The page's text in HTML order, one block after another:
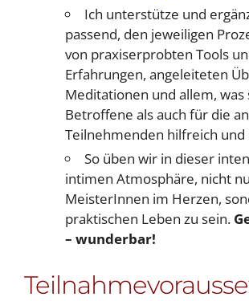
Ich unterstütze und
passend, den jeweiligen
von praxiserprobten Tools
Erfahrungen, angeleiteten
Meditationen und allem,
Betroffene als auch für die
Teilnehmenden hilfreich
So üben wir in dieser
intimen Atmosphäre, nicht
MeisterInnen im Herzen,
praktischen Leben zu sein.
– wunderbar!